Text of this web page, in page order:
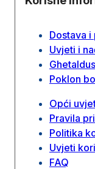
Dostava
Uvjeti i
Poklon
Opći
Pravila
Politika
Uvjeti
FAQ